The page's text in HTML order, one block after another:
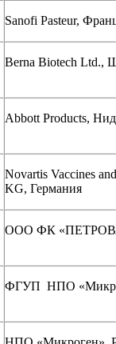
Sanofi Pasteur,
Berna Biotech Ltd.,
Abbott Products,
Novartis Vaccines
KG, Германия
ООО ФК
ФГУП НПО